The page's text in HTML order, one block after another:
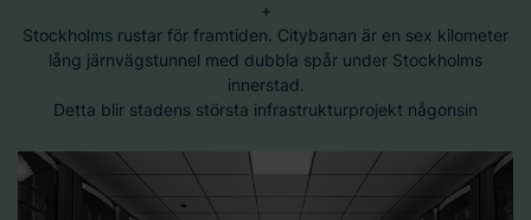
+
Stockholms rustar för framtiden. Citybanan är en sex kilometer
lång järnvägstunnel med dubbla spår under Stockholms
innerstad.
Detta blir stadens största infrastrukturprojekt någonsin